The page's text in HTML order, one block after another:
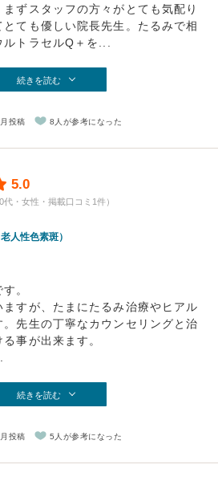
ずスタッフの方々がとても気配り
ても優しい院長先生。たるみで相
トラセルQ＋を...
続きを読む
投稿 8人が参考になった
5.0
・女性・掲載口コミ1件）
人性色素斑）
。
すが、たまにたるみ治療やヒアル
先生の丁寧なカウンセリングと治
事が出来ます。
続きを読む
投稿 5人が参考になった